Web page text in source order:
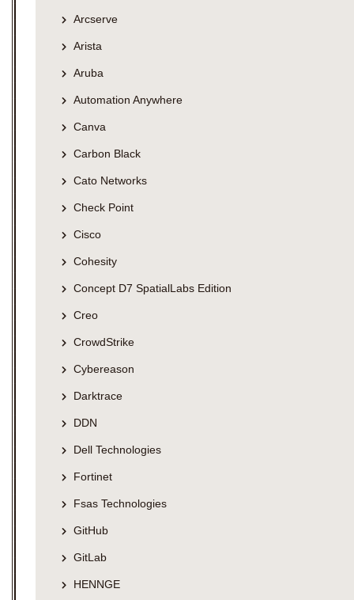
Arcserve
Arista
Aruba
Automation Anywhere
Canva
Carbon Black
Cato Networks
Check Point
Cisco
Cohesity
Concept D7 SpatialLabs Edition
Creo
CrowdStrike
Cybereason
Darktrace
DDN
Dell Technologies
Fortinet
Fsas Technologies
GitHub
GitLab
HENNGE